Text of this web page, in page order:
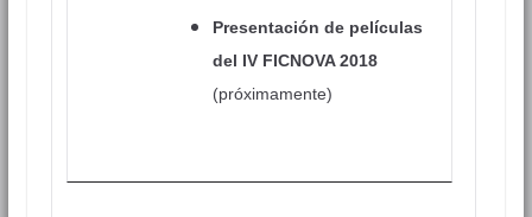
Presentación de películas
del IV FICNOVA 2018
(próximamente)